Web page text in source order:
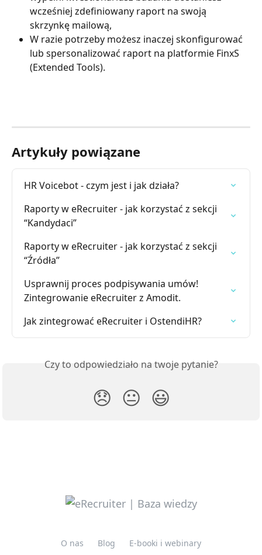
wcześniej zdefiniowany raport na swoją
skrzynkę mailową,
W razie potrzeby możesz inaczej skonfigurować
lub spersonalizować raport na platformie FinxS
(Extended Tools).
Artykuły powiązane
HR Voicebot - czym jest i jak działa?
Raporty w eRecruiter - jak korzystać z sekcji
“Kandydaci”
Raporty w eRecruiter - jak korzystać z sekcji
“Źródła”
Usprawnij proces podpisywania umów!
Zintegrowanie eRecruiter z Amodit.
Jak zintegrować eRecruiter i OstendiHR?
Czy to odpowiedziało na twoje pytanie?
😞 😐 😃
O nas Blog E-booki i webinary